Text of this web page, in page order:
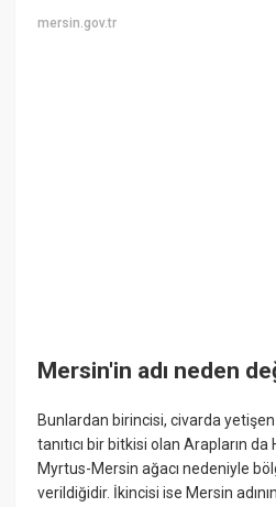
mersin.gov.tr
Mersin'in adı neden
Bunlardan birincisi, civarda
tanıtıcı bir bitkisi olan Arapların
Myrtus-Mersin ağacı nedeniyle
verildiğidir. İkincisi ise Mersin